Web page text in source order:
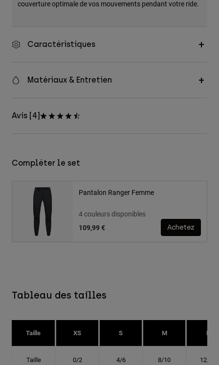
couverture optimale de vos mouvements pendant votre ride.
Caractéristiques
Matériaux & Entretien
Avis [4]
Compléter le set
Pantalon Ranger Femme
4 couleurs disponibles
109,99 €
Achetez
Tableau des tailles
Taille XS S M L
Taille 0/2 4/6 8/10 12/14